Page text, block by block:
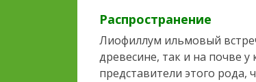
Распространение
Лиофиллум ильмовый
древесине, так и на почве
представители этого рода,